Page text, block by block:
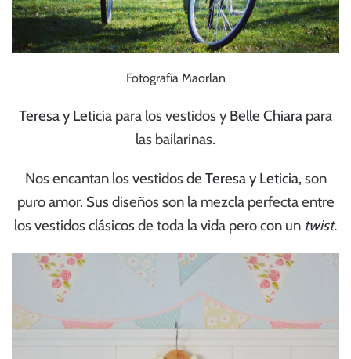
Fotografía Maorlan
Teresa y Leticia para los vestidos y Belle Chiara para
las bailarinas.
Nos encantan los vestidos de Teresa y Leticia, son
puro amor. Sus diseños son la mezcla perfecta entre
los vestidos clásicos de toda la vida pero con un twist.